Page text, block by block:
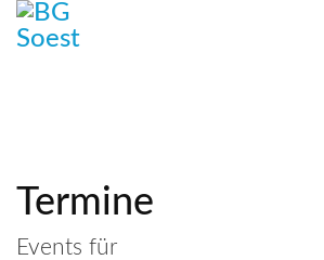
Termine
Events für